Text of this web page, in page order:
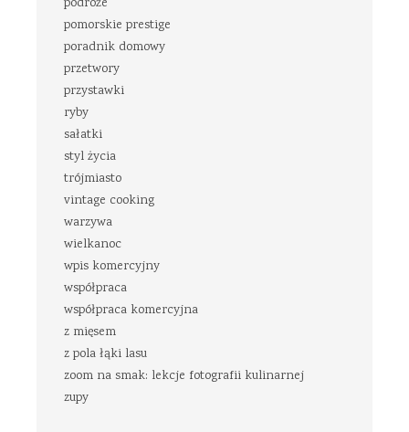
podróże
pomorskie prestige
poradnik domowy
przetwory
przystawki
ryby
sałatki
styl życia
trójmiasto
vintage cooking
warzywa
wielkanoc
wpis komercyjny
współpraca
współpraca komercyjna
z mięsem
z pola łąki lasu
zoom na smak: lekcje fotografii kulinarnej
zupy